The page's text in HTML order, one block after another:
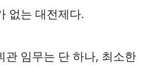
없는 대전제다.
관 임무는 단 하나, 최소한